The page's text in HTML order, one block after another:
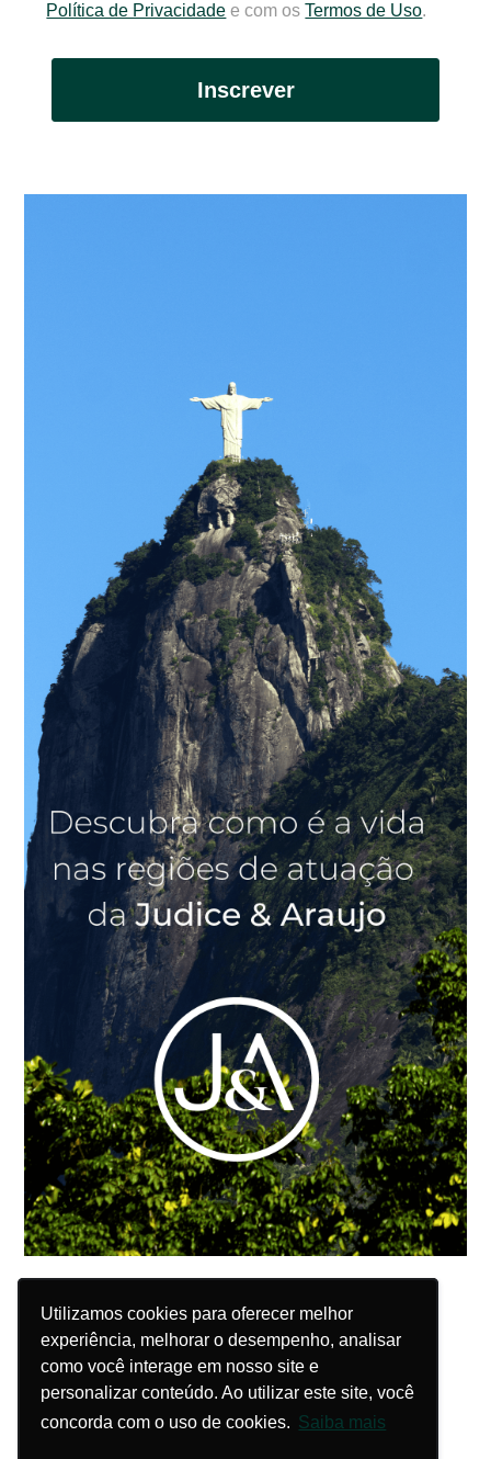
Utilizamos cookies para oferecer melhor
experiência, melhorar o desempenho, analisar
como você interage em nosso site e
personalizar conteúdo. Ao utilizar este site, você
concorda com o uso de cookies. Saiba mais
Utilizamos cookies para oferecer melhor
experiência, melhorar o desempenho, analisar
como você interage em nosso site e
personalizar conteúdo. Ao utilizar este site, você
concorda com o uso de cookies. Saiba mais
Política de Privacidade e com osTermos de Uso.
Inscrever